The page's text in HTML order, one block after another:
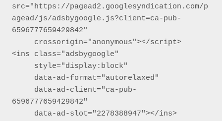
src="https://pagead2.googlesyndication.com/p
agead/js/adsbygoogle.js?client=ca-pub-
6596777659429842"
<ins class="adsbygoogle"
6596777659429842"